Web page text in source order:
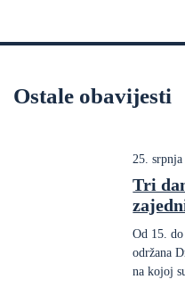
Ostale obavijesti
25. srpnja
Tri
Od 15.
održana
na kojoj